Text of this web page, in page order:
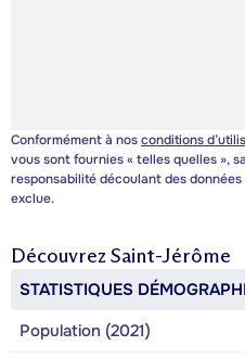
Conformément à nosconditions
vous sont fournies « telles quelles »,
responsabilité découlant des
exclue.
Découvrez Saint-Jérôme
STATISTIQUES
Population (2021)